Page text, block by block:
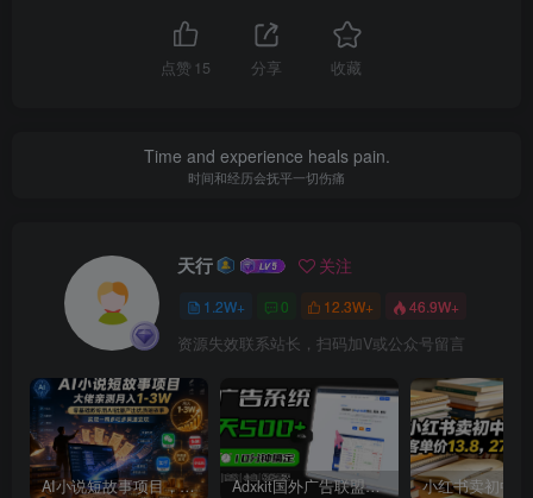
点赞 15 分享 收藏
Time and experience heals pain.
时间和经历会抚平一切伤痛
天行 关注
1.2W+ 0 12.3W+ 46.9W+
资源失效联系站长，扫码加V或公众号留言
AI小说短故事项目，大佬亲测月入1-3W，零基础教你用AI批量产出优质短故事，实现一稿多吃多渠道变现 Adxkit国外广告联盟系统，一天上500+广告，让你的投放更加高效简单！